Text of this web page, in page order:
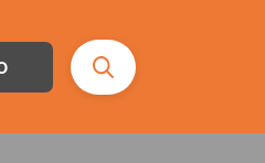
Busca